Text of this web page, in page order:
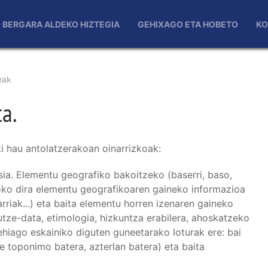
BERGARA ALDEKO HIZTEGIA GEHIXAGO ETA HOBETO
hau antolatzerakoan oinarrizkoak:
Elementu geografiko bakoitzeko (baserri, baso,
dira elementu geografikoaren gaineko informazioa
eta baita elementu horren izenaren gaineko
data, etimologia, hizkuntza erabilera, ahoskatzeko
eskainiko diguten guneetarako loturak ere: bai
toponimo batera, azterlan batera) eta baita